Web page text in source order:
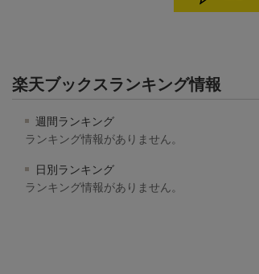
楽天ブックスランキング情報
週間ランキング
ランキング情報がありません。
日別ランキング
ランキング情報がありません。